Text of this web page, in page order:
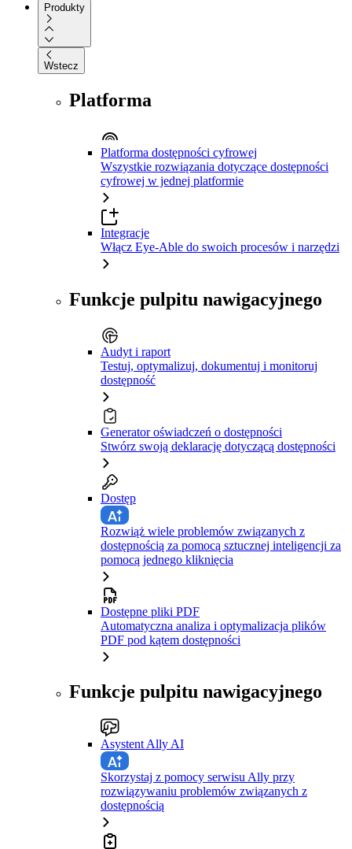
Produkty
Wstecz
Platforma
Platforma dostępności cyfrowej
Wszystkie rozwiązania dotyczące dostępności
cyfrowej w jednej platformie
Integracje
Włącz Eye-Able do swoich procesów i narzędzi
Funkcje pulpitu nawigacyjnego
Audyt i raport
Testuj, optymalizuj, dokumentuj i monitoruj
dostępność
Generator oświadczeń o dostępności
Stwórz swoją deklarację dotyczącą dostępności
Dostęp
Rozwiąż wiele problemów związanych z
dostępnością za pomocą sztucznej inteligencji za
pomocą jednego kliknięcia
Dostępne pliki PDF
Automatyczna analiza i optymalizacja plików
PDF pod kątem dostępności
Funkcje pulpitu nawigacyjnego
Asystent Ally AI
Skorzystaj z pomocy serwisu Ally przy
rozwiązywaniu problemów związanych z
dostępnością